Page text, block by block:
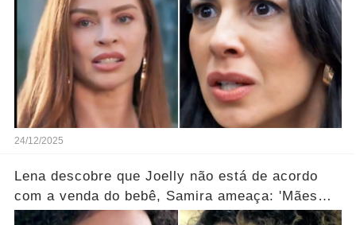
24/12/2025
Lena descobre que Joelly não está de acordo
com a venda do bebê, Samira ameaça: 'Mães
que desistem desaparecem!' ... Ver mais